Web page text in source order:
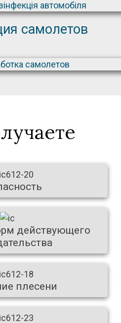
самолетов
действующего
плесени